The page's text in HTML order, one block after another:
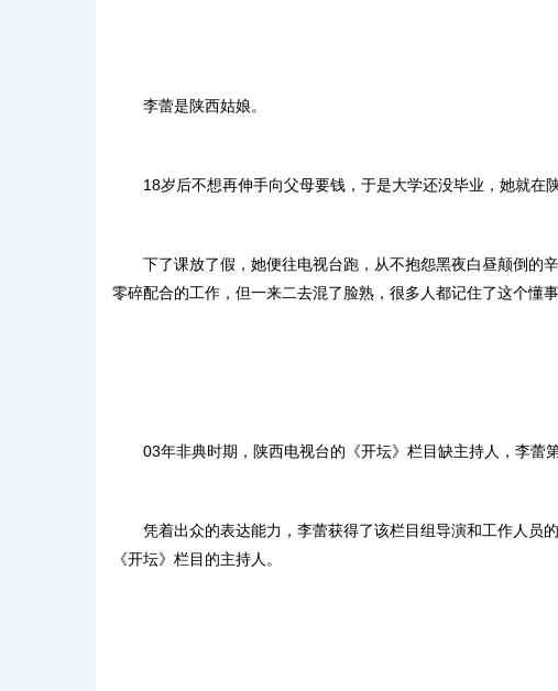
李蕾是陕西姑娘。
18岁后不想再伸手向父母要钱，于是大学还没毕业，她就在
下了课放了假，她便往电视台跑，从不抱怨黑夜白昼颠倒的
零碎配合的工作，但一来二去混了脸熟，很多人都记住了这个懂
03年非典时期，陕西电视台的《开坛》栏目缺主持人，李蕾
凭着出众的表达能力，李蕾获得了该栏目组导演和工作人员的
《开坛》栏目的主持人。